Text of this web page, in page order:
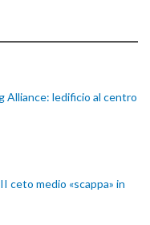
Alliance: ledificio al centro
ceto medio «scappa» in